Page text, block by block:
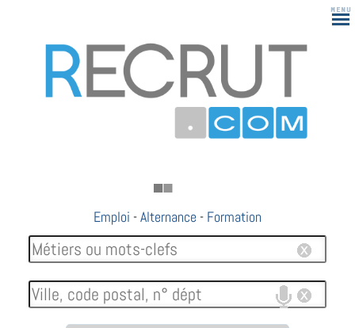
Emploi -Alternance - Formation